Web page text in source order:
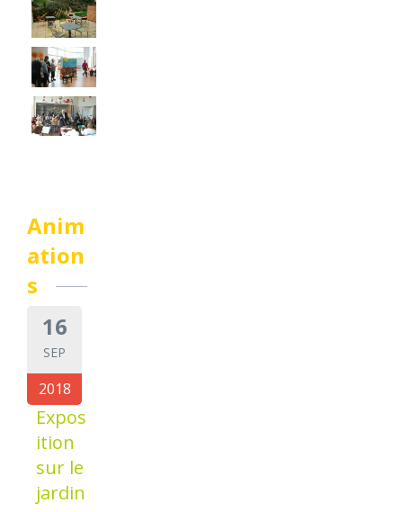
Anim
ation
s
16
SEP
2018
Expos
ition
sur le
jardin